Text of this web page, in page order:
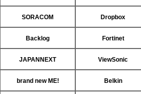
SORACOM Dropbox
Backlog Fortinet
JAPANNEXT ViewSonic
brand new ME! Belkin